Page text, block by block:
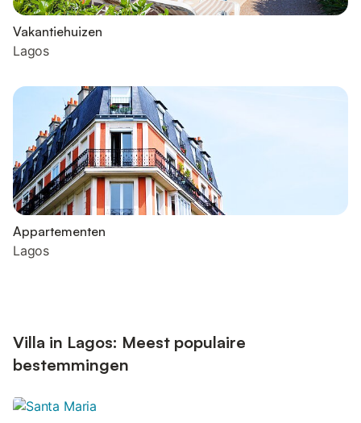
Vakantiehuizen
Lagos
Appartementen
Lagos
Villa in Lagos: Meest populaire
bestemmingen